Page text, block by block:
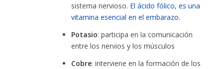
sistema nervioso. El ácido fólico, es una
vitamina esencial en el embarazo.
Potasio: participa en la comunicación
entre los nervios y los músculos
Cobre: interviene en la formación de los